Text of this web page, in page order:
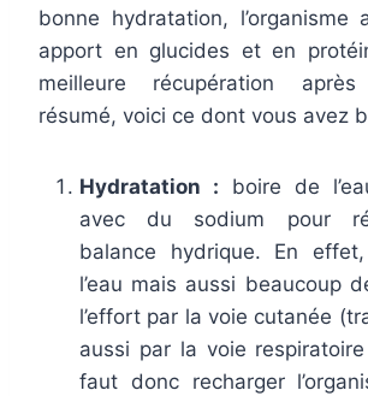
bonne hydratation, l’organisme
apport en glucides et en
meilleure récupération
résumé, voici ce dont vous avez
Hydratation : boire de
avec du sodium pour
balance hydrique. En
l’eau mais aussi beaucoup
l’effort par la voie cutanée
aussi par la voie
faut donc recharger